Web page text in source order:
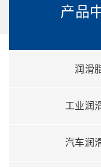
产品
润滑
工业润
汽车润